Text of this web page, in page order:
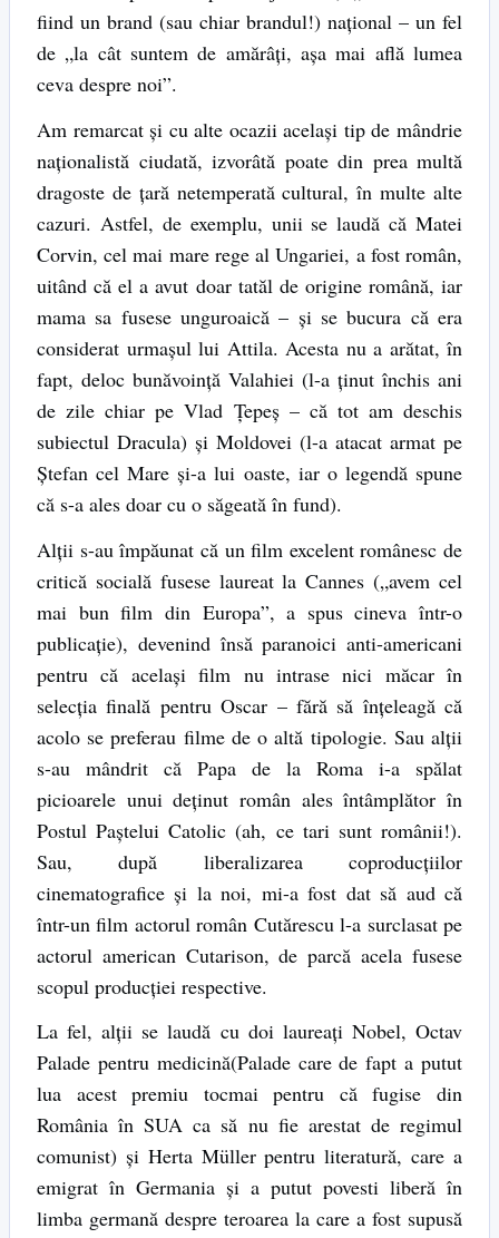
fiind un brand (sau chiar brandul!) național – un fel
de „la cât suntem de amărâți, așa mai află lumea
ceva despre noi”.
Am remarcat și cu alte ocazii același tip de mândrie
naționalistă ciudată, izvorâtă poate din prea multă
dragoste de țară netemperată cultural, în multe alte
cazuri. Astfel, de exemplu, unii se laudă că Matei
Corvin, cel mai mare rege al Ungariei, a fost român,
uitând că el a avut doar tatăl de origine română, iar
mama sa fusese unguroaică – și se bucura că era
considerat urmașul lui Attila. Acesta nu a arătat, în
fapt, deloc bunăvoință Valahiei (l-a ținut închis ani
de zile chiar pe Vlad Țepeș – că tot am deschis
subiectul Dracula) și Moldovei (l-a atacat armat pe
Ștefan cel Mare și-a lui oaste, iar o legendă spune
că s-a ales doar cu o săgeată în fund).
Alții s-au împăunat că un film excelent românesc de
critică socială fusese laureat la Cannes („avem cel
mai bun film din Europa”, a spus cineva într-o
publicație), devenind însă paranoici anti-americani
pentru că același film nu intrase nici măcar în
selecția finală pentru Oscar – fără să înțeleagă că
acolo se preferau filme de o altă tipologie. Sau alții
s-au mândrit că Papa de la Roma i-a spălat
picioarele unui deținut român ales întâmplător în
Postul Paștelui Catolic (ah, ce tari sunt românii!).
Sau, după liberalizarea coproducțiilor
cinematografice și la noi, mi-a fost dat să aud că
într-un film actorul român Cutărescu l-a surclasat pe
actorul american Cutarison, de parcă acela fusese
scopul producției respective.
La fel, alții se laudă cu doi laureați Nobel, Octav
Palade pentru medicină(Palade care de fapt a putut
lua acest premiu tocmai pentru că fugise din
România în SUA ca să nu fie arestat de regimul
comunist) și Herta Müller pentru literatură, care a
emigrat în Germania și a putut povesti liberă în
limba germană despre teroarea la care a fost supusă